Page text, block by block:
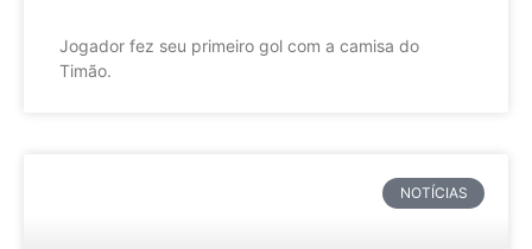
Jogador fez seu primeiro gol com a camisa do
Timão.
NOTÍCIAS